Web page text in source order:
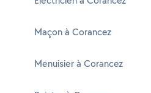
Maçon à Corancez
Menuisier à Corancez